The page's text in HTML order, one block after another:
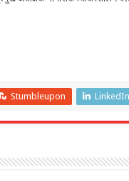
Stumbleupon LinkedIn